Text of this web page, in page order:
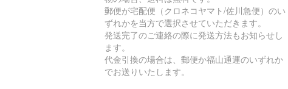
郵便が宅配便（クロネコヤマト/佐川急便）のい
ずれかを当方で選択させていただきます。
発送完了のご連絡の際に発送方法もお知らせし
ます。
代金引換の場合は、郵便か福山通運のいずれか
でお送りいたします。